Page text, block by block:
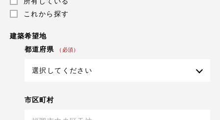
これから探す
建築希望地
都道府県
（必須）
市区町村